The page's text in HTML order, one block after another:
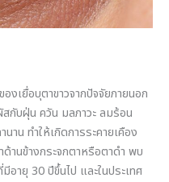
งเยื่อบุตาขาวจากปัจจัยภายนอก
กับฝุ่น ควัน มลภาวะ ลมร้อน
าน ทำให้เกิดการระคายเคือง
ด้านข้างกระจกตาหรือตาดำ พบ
อายุ 30 ปีขึ้นไป และในประเทศ